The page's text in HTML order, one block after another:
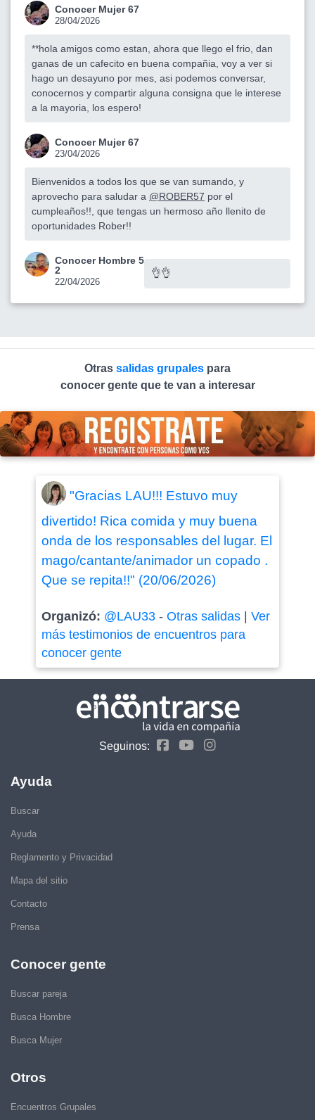
Conocer Mujer 67
28/04/2026
**hola amigos como estan, ahora que llego el frio, dan
ganas de un cafecito en buena compañia, voy a ver si
hago un desayuno por mes, asi podemos conversar,
conocernos y compartir alguna consigna que le interese
a la mayoria, los espero!
Conocer Mujer 67
23/04/2026
Bienvenidos a todos los que se van sumando, y
aprovecho para saludar a @ROBER57 por el
cumpleaños!!, que tengas un hermoso año llenito de
oportunidades Rober!!
Conocer Hombre 5
2
22/04/2026
👌👌
Otras salidas grupales para
conocer gente que te van a interesar
"Gracias LAU!!! Estuvo muy
divertido! Rica comida y muy buena
onda de los responsables del lugar. El
mago/cantante/animador un copado .
Que se repita!!" (20/06/2026)
Organizó: @LAU33- Otras salidas| Ver
más testimonios de encuentros para
conocer gente
Seguinos:
Ayuda
Buscar
Ayuda
Reglamento y Privacidad
Mapa del sitio
Contacto
Prensa
Conocer gente
Buscar pareja
Busca Hombre
Busca Mujer
Otros
Encuentros Grupales